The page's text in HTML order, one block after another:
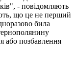
- повідомляють
що це не перший
била
або позбавлення